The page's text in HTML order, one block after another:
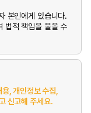
본인에게 있습니다.
법적 책임을 물을 수
, 개인정보 수집,
신고해 주세요.